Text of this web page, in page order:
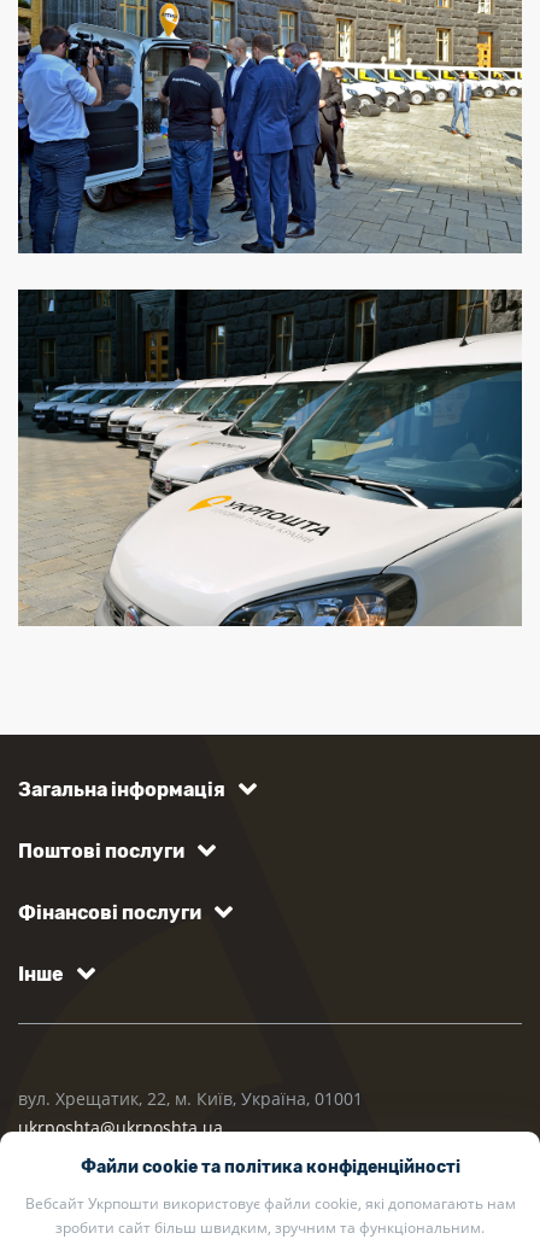
Файли cookie та політика конфіденційності
Вебсайт Укрпошти використовує файли cookie, які допомагають нам
зробити сайт більш швидким, зручним та функціональним.
Загальна інформація
Поштові послуги
Фінансові послуги
Інше
вул. Хрещатик, 22, м. Київ, Україна, 01001
ukrposhta@ukrposhta.ua